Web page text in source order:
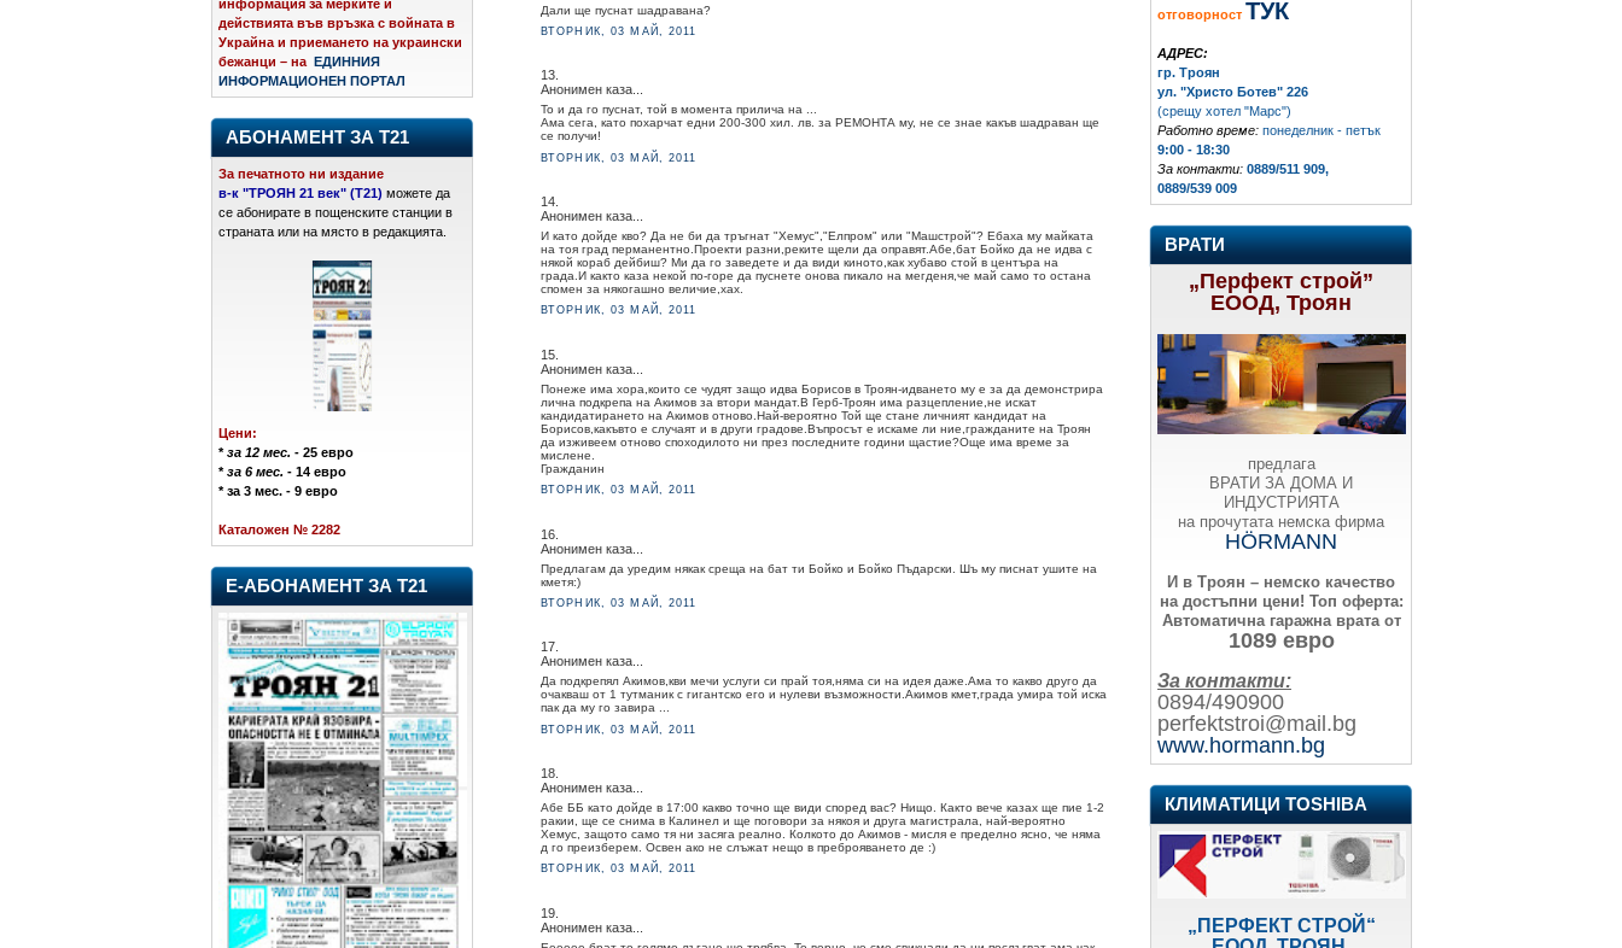
информация за мерките и
действията във връзка с войната в
Украйна и приемането на украински
бежанци – на
ЕДИННИЯ
ИНФОРМАЦИОНЕН ПОРТАЛ
АБОНАМЕНТ ЗА Т21
За печатното ни издание
в-к "ТРОЯН 21 век" (Т21) можете да
се абонирате в пощенските станции в
страната или на място в редакцията.
Цени:
*за 12 мес. - 25 евро
*за 6 мес. - 14 евро
* за 3 мес. - 9 евро
Каталожен № 2282
Е-АБОНАМЕНТ ЗА Т21
Дали ще пуснат шадравана?
ВТОРНИК, 03 МАЙ, 2011
13.
Анонимен каза...
То и да го пуснат, той в момента прилича на ...
Ама сега, като похарчат едни 200-300 хил. лв. за РЕМОНТА му, не се знае какъв шадраван ще
се получи!
ВТОРНИК, 03 МАЙ, 2011
14.
Анонимен каза...
И като дойде кво? Да не би да тръгнат "Хемус","Елпром" или "Машстрой"? Ебаха му майката
на тоя град перманентно.Проекти разни,реките щели да оправят.Абе,бат Бойко да не идва с
някой кораб дейбиш? Ми да го заведете и да види киното,как хубаво стой в центъра на
града.И както каза некой по-горе да пуснете онова пикало на мегденя,че май само то остана
спомен за някогашно величие,хах.
ВТОРНИК, 03 МАЙ, 2011
15.
Анонимен каза...
Понеже има хора,които се чудят защо идва Борисов в Троян-идването му е за да демонстрира
лична подкрепа на Акимов за втори мандат.В Герб-Троян има разцепление,не искат
кандидатирането на Акимов отново.Най-вероятно Той ще стане личният кандидат на
Борисов,какъвто е случаят и в други градове.Въпросът е искаме ли ние,гражданите на Троян
да изживеем отново споходилото ни през последните години щастие?Още има време за
мислене.
Гражданин
ВТОРНИК, 03 МАЙ, 2011
16.
Анонимен каза...
Предлагам да уредим някак среща на бат ти Бойко и Бойко Пъдарски. Шъ му писнат ушите на
кметя:)
ВТОРНИК, 03 МАЙ, 2011
17.
Анонимен каза...
Да подкрепял Акимов,кви мечи услуги си прай тоя,няма си на идея даже.Ама то какво друго да
очакваш от 1 тутманик с гигантско его и нулеви възможности.Акимов кмет,града умира той иска
пак да му го завира ...
ВТОРНИК, 03 МАЙ, 2011
18.
Анонимен каза...
Абе ББ като дойде в 17:00 какво точно ще види според вас? Нищо. Както вече казах ще пие 1-2
ракии, ще се снима в Калинел и ще поговори за някоя и друга магистрала, най-вероятно
Хемус, защото само тя ни засяга реално. Колкото до Акимов - мисля е пределно ясно, че няма
д го преизберем. Освен ако не слъжат нещо в преброяването де :)
ВТОРНИК, 03 МАЙ, 2011
19.
Анонимен каза...
отговорност ТУК
АДРЕС:
гр. Троян
ул. "Христо Ботев" 226
(срещу хотел "Марс")
Работно време: понеделник - петък
9:00 - 18:30
За контакти: 0889/511 909,
0889/539 009
ВРАТИ
„Перфект строй”
ЕООД, Троян
предлага
ВРАТИ ЗА ДОМА И
ИНДУСТРИЯТА
на прочутата немска фирма
HÖRMANN
И в Троян – немско качество
на достъпни цени! Топ оферта:
Автоматична гаражна врата от
1089 евро
За контакти:
0894/490900
perfektstroi@mail.bg
www.hormann.bg
КЛИМАТИЦИ TOSHIBA
„ПЕРФЕКТ СТРОЙ“